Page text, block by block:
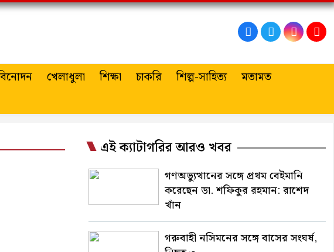
খেলাধুলা শিক্ষা চাকরি শিল্প-সাহিত্য
মতামত
এই ক্যাটাগরির আরও খবর
গণঅভ্যুত্থানের সঙ্গে প্রথম বেইমানি
করেছেন ডা. শফিকুর রহমান: রাশেদ
খাঁন
গরুবাহী নসিমনের সঙ্গে বাসের সংঘর্ষ,